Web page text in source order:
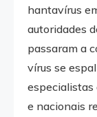
hantavírus
autoridades
passaram a
vírus se
especialistas
e nacionais